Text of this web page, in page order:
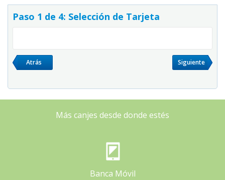
Paso 1 de 4: Selección de Tarjeta
Atrás Siguiente
Más canjes desde donde estés
Banca Móvil